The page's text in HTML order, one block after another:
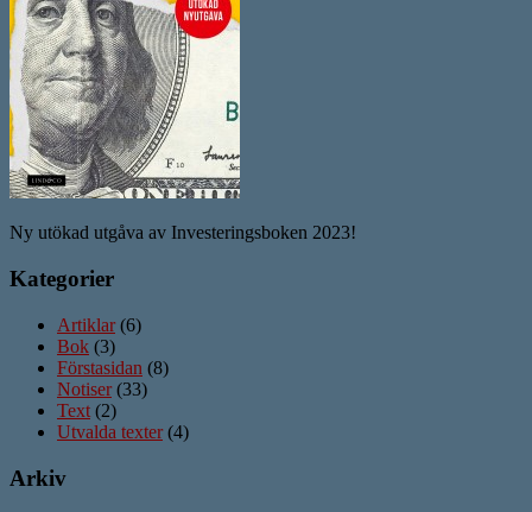
Ny utökad utgåva av Investeringsboken 2023!
Kategorier
Artiklar(6)
Bok (3)
Förstasidan (8)
Notiser(33)
Text (2)
Utvalda texter(4)
Arkiv